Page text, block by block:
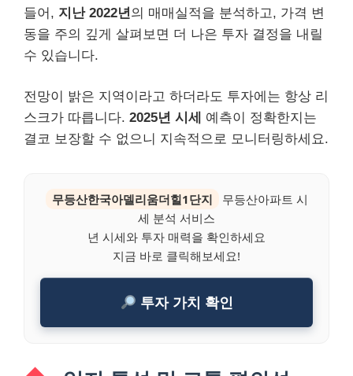
들어, 지난 2022년 의 매매실적을 분석하고, 가격 변
동을 주의 깊게 살펴보면 더 나은 투자 결정을 내릴
수 있습니다.
전망이 밝은 지역이라고 하더라도 투자에는 항상 리
스크가 따릅니다. 2025년 시세
예측이 정확한지는
결코 보장할 수 없으니 지속적으로 모니터링하세요.
무등산한국아델리움더힐1단지
무등산아파트 시
세 분석 서비스
년 시세와 투자 매력을 확인하세요
지금 바로 클릭해보세요!
투자 가치 확인